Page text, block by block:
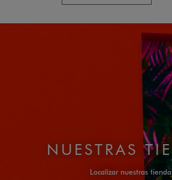
NUESTRAS
Localizar nuestras